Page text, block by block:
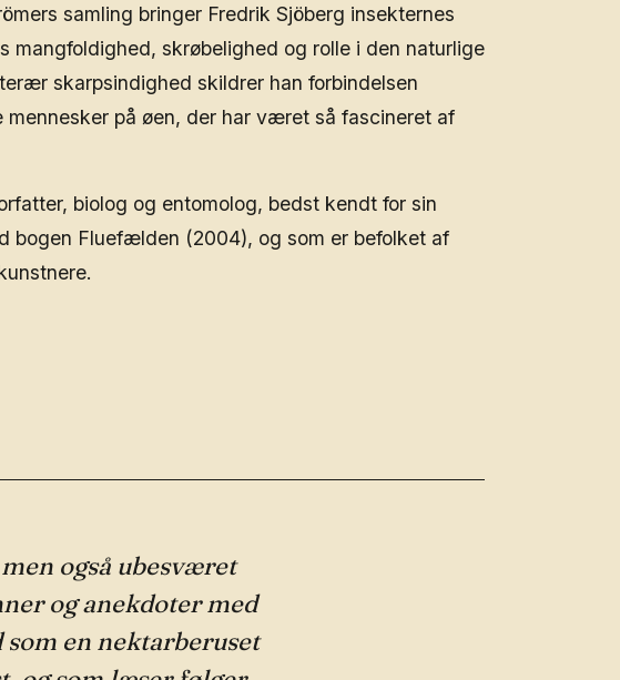
samling bringer Fredrik Sjöberg insekternes
skrøbelighed og rolle i den naturlige
skarpsindighed skildrer han forbindelsen
på øen, der har været så fascineret af
biolog og entomolog, bedst kendt for sin
bogen Fluefælden (2004), og som er befolket af
også ubesværet
og anekdoter med
en nektarberuset